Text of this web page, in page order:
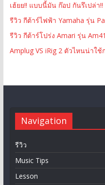
เฮ้ยย!! แบบนี้มัน ก๊อป กันรึเปล่า!!
รีวิว กีต้าร์ไฟฟ้า Yamaha รุ่น
รีวิว กีต้าร์โปร่ง Amari รุ่น
Amplug VS iRig 2 ตัวไหนน่าใช้
Navigation
รีวิว
Music Tips
Lesson